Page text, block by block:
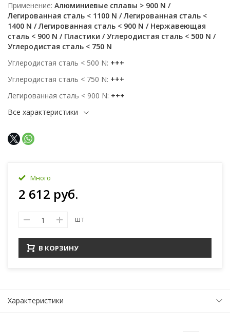
Применение Алюминиевые сплавы > 900 N /
Легированная сталь < 1100 N / Легированная сталь <
1400 N / Легированная сталь < 900 N / Нержавеющая
сталь < 900 N / Пластики / Углеродистая сталь < 500 N /
Углеродистая сталь < 750 N
Углеродистая сталь < 500 N +++
Углеродистая сталь < 750 N +++
Легированная сталь < 900 N +++
Все характеристики
Много
2 612 руб.
шт
В КОРЗИНУ
Характеристики